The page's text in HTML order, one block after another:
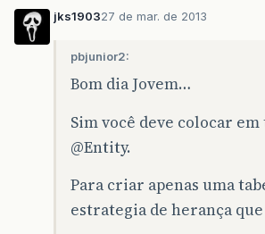
jks190327 de mar. de 2013
pbjunior2:
Bom dia Jovem…
Sim você deve colocar em
@Entity.
Para criar apenas uma
estrategia de herança